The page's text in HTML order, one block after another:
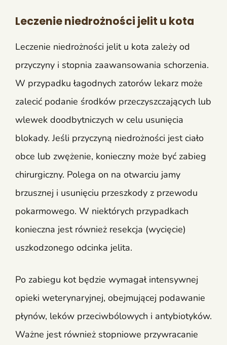
Leczenie niedrożności jelit u kota
Leczenie niedrożności jelit u kota zależy od
przyczyny i stopnia zaawansowania schorzenia.
W przypadku łagodnych zatorów lekarz może
zalecić podanie środków przeczyszczających lub
wlewek doodbytniczych w celu usunięcia
blokady. Jeśli przyczyną niedrożności jest ciało
obce lub zwężenie, konieczny może być zabieg
chirurgiczny. Polega on na otwarciu jamy
brzusznej i usunięciu przeszkody z przewodu
pokarmowego. W niektórych przypadkach
konieczna jest również resekcja (wycięcie)
uszkodzonego odcinka jelita.
Po zabiegu kot będzie wymagał intensywnej
opieki weterynaryjnej, obejmującej podawanie
płynów, leków przeciwbólowych i antybiotyków.
Ważne jest również stopniowe przywracanie